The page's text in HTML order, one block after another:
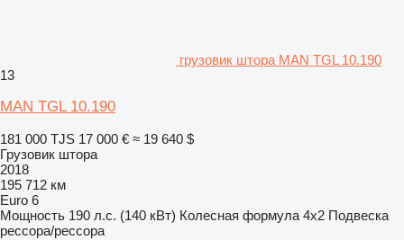
грузовик штора MAN TGL 10.190
13
MAN TGL 10.190
181 000 TJS 17 000 € ≈ 19 640 $
Грузовик штора
2018
195 712 км
Euro 6
Мощность 190 л.с. (140 кВт) Колесная формула 4x2 Подвеска
рессора/рессора